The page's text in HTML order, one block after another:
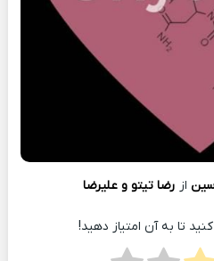
از رضا تیتو و علیرضا
تا به آن امتیاز دهید!